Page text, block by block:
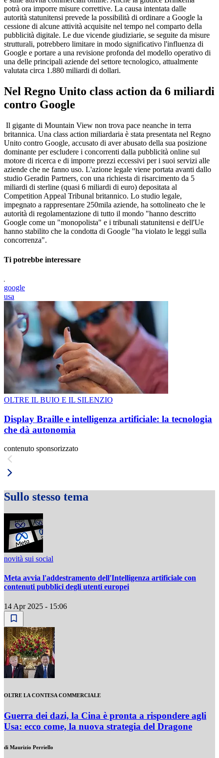
potrà ora imporre misure correttive. La causa intentata dalle
autorità statunitensi prevede la possibilità di ordinare a Google la
cessione di alcune attività acquisite nel tempo nel comparto della
pubblicità digitale. Le due vicende giudiziarie, se seguite da misure
strutturali, potrebbero limitare in modo significativo l'influenza di
Google e portare a una revisione profonda del modello operativo di
una delle principali aziende del settore tecnologico, attualmente
valutata circa 1.880 miliardi di dollari.
Nel Regno Unito class action da 6 miliardi
contro Google
Il gigante di Mountain View non trova pace neanche in terra
britannica. Una class action miliardaria è stata presentata nel Regno
Unito contro Google, accusato di aver abusato della sua posizione
dominante per escludere i concorrenti dalla pubblicità online sul
motore di ricerca e di imporre prezzi eccessivi per i suoi servizi alle
aziende che ne fanno uso. L'azione legale viene portata avanti dallo
studio Geradin Partners, con una richiesta di risarcimento da 5
miliardi di sterline (quasi 6 miliardi di euro) depositata al
Competition Appeal Tribunal britannico. Lo studio legale,
impegnato a rappresentare 250mila aziende, ha sottolineato che le
autorità di regolamentazione di tutto il mondo "hanno descritto
Google come un "monopolista" e i tribunali statunitensi e dell'Ue
hanno stabilito che la condotta di Google "ha violato le leggi sulla
concorrenza".
Ti potrebbe interessare
google
usa
OLTRE IL BUIO E IL SILENZIO
Display Braille e intelligenza artificiale: la tecnologia
che dà autonomia
contenuto sponsorizzato
Sullo stesso tema
novità sui social
Meta avvia l'addestramento dell'Intelligenza artificiale con
contenuti pubblici degli utenti europei
14 Apr 2025 - 15:06
OLTRE LA CONTESA COMMERCIALE
Guerra dei dazi, la Cina è pronta a rispondere agli
Usa: ecco come, la nuova strategia del Dragone
di Maurizio Perriello